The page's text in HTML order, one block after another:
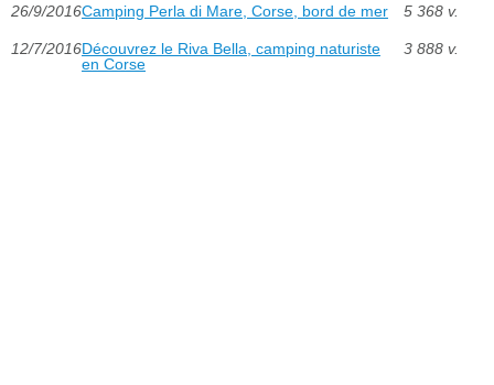
26/9/2016Camping Perla di Mare, Corse, bord de mer 5 368 v.
12/7/2016Découvrez le Riva Bella, camping naturiste
en Corse
3 888 v.